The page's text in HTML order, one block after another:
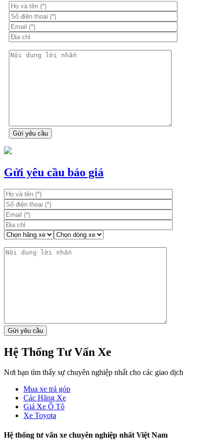
Gửi yêu cầu báo giá
Hệ Thống Tư Vấn Xe
Nơi bạn tìm thấy sự chuyên nghiệp nhất cho các giao dịch
Mua xe trả góp
Các Hãng Xe
Giá Xe Ô Tô
Xe Toyota
Hệ thống tư vấn xe chuyên nghiệp nhất Việt Nam